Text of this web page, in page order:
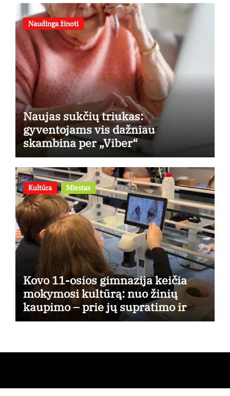
Naudinga žinoti
Naujas sukčių triukas:
gyventojams vis dažniau
skambina per „Viber“
Kultūra Miestas
Kovo 11-osios gimnazija keičia
mokymosi kultūrą: nuo žinių
kaupimo – prie jų supratimo ir
taikymo